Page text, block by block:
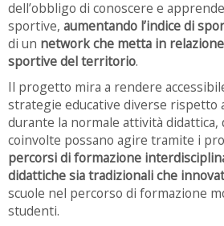
dell’obbligo di conoscere e
sportive, aumentando l’indice di
di un network che metta in
sportive del territorio.
Il progetto mira a rendere
strategie educative diverse rispetto
durante la normale attività didattica,
coinvolte possano agire tramite i
percorsi di formazione
didattiche sia tradizionali che
scuole nel percorso di formazione
studenti.